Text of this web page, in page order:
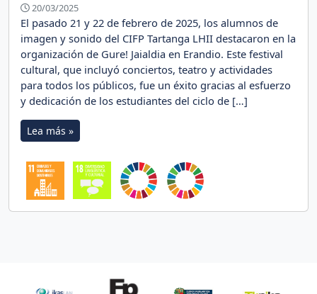
20/03/2025
El pasado 21 y 22 de febrero de 2025, los alumnos de
imagen y sonido del CIFP Tartanga LHII destacaron en la
organización de Gure! Jaialdia en Erandio. Este festival
cultural, que incluyó conciertos, teatro y actividades
para todos los públicos, fue un éxito gracias al esfuerzo
y dedicación de los estudiantes del ciclo de […]
Lea más »